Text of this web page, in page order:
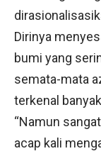
Dirinya
bumi yang
semata-mata
terkenal
“Namun
acap kali